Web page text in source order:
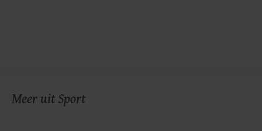
Meer uit Sport